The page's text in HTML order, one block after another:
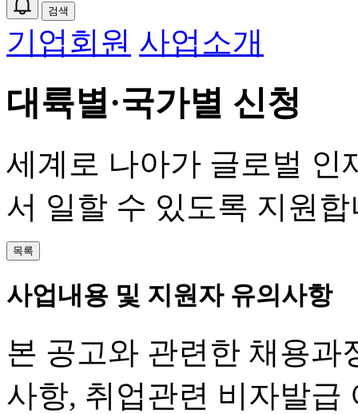
검색
기업회원 사업소개
대륙별·국가별 신청
세계로 나아가 글로벌 인
서 일할 수 있도록 지원합
목록
사업내용 및 지원자 유의사항
본 공고와 관련한 채용과
사항, 취업관련 비자발급